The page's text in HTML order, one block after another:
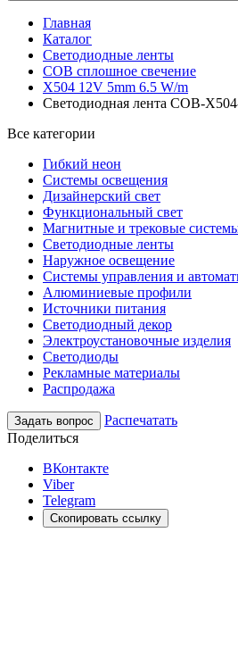
Главная
Каталог
Светодиодные ленты
COB сплошное свечение
X504 12V 5mm 6.5 W/m
Светодиодная лента COB-
Все категории
Гибкий неон
Системы освещения
Дизайнерский свет
Функциональный свет
Магнитные и трековые
Светодиодные ленты
Наружное освещение
Системы управления и
Алюминиевые профили
Источники питания
Светодиодный декор
Электроустановочные изделия
Светодиоды
Рекламные материалы
Распродажа
Задать вопрос
Распечатать
Поделиться
ВКонтакте
Viber
Telegram
Скопировать ссылку